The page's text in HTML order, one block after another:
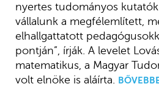
nyertes tudományos
vállalunk a megfélemlített,
elhallgattatott
pontján”, írják. A levelet
matematikus, a Magyar
volt elnöke is aláírta.